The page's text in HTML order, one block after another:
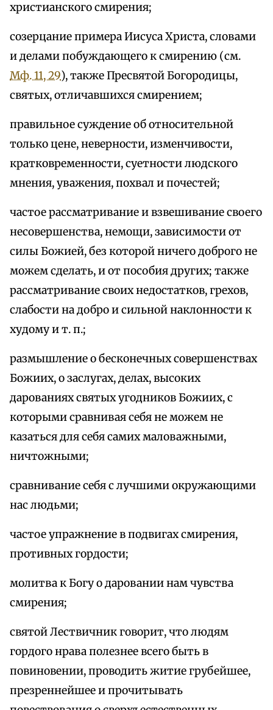
христианского смирения;
созерцание примера Иисуса Христа, словами
и делами побуждающего к смирению (см.
Мф. 11, 29), также Пресвятой Богородицы,
святых, отличавшихся смирением;
правильное суждение об относительной
только цене, неверности, изменчивости,
кратковременности, суетности людского
мнения, уважения, похвал и почестей;
частое рассматривание и взвешивание своего
несовершенства, немощи, зависимости от
силы Божией, без которой ничего доброго не
можем сделать, и от пособия других; также
рассматривание своих недостатков, грехов,
слабости на добро и сильной наклонности к
худому и т. п.;
размышление о бесконечных совершенствах
Божиих, о заслугах, делах, высоких
дарованиях святых угодников Божиих, с
которыми сравнивая себя не можем не
казаться для себя самих маловажными,
ничтожными;
сравнивание себя с лучшими окружающими
нас людьми;
частое упражнение в подвигах смирения,
противных гордости;
молитва к Богу о даровании нам чувства
смирения;
святой Лествичник говорит, что людям
гордого нрава полезнее всего быть в
повиновении, проводить житие грубейшее,
презреннейшее и прочитывать